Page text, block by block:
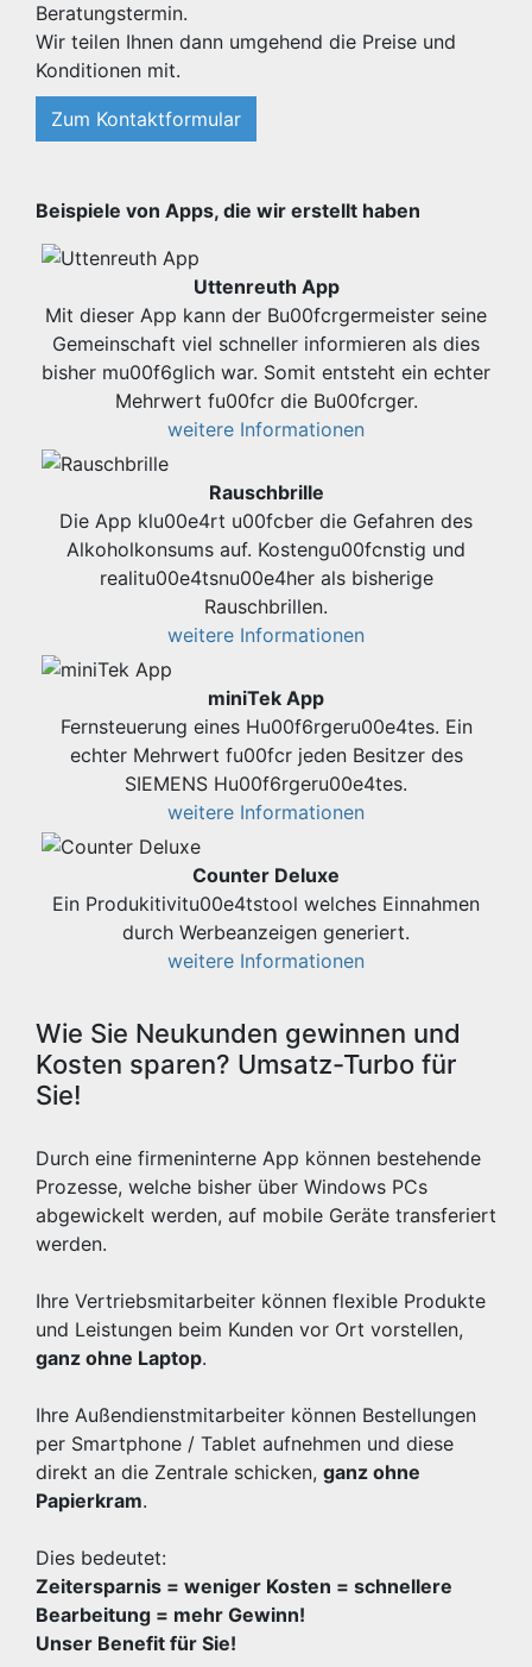
Beratungstermin.
Wir teilen Ihnen dann umgehend die Preise und
Konditionen mit.
Zum Kontaktformular
Beispiele von Apps, die wir erstellt haben
Uttenreuth App
Mit dieser App kann der Bu00fcrgermeister seine
Gemeinschaft viel schneller informieren als dies
bisher mu00f6glich war. Somit entsteht ein echter
Mehrwert fu00fcr die Bu00fcrger.
weitere Informationen
Rauschbrille
Die App klu00e4rt u00fcber die Gefahren des
Alkoholkonsums auf. Kostengu00fcnstig und
realitu00e4tsnu00e4her als bisherige
Rauschbrillen.
weitere Informationen
miniTek App
Fernsteuerung eines Hu00f6rgeru00e4tes. Ein
echter Mehrwert fu00fcr jeden Besitzer des
SIEMENS Hu00f6rgeru00e4tes.
weitere Informationen
Counter Deluxe
Ein Produkitivitu00e4tstool welches Einnahmen
durch Werbeanzeigen generiert.
weitere Informationen
Wie Sie Neukunden gewinnen und
Kosten sparen? Umsatz-Turbo für
Sie!
Durch eine firmeninterne App können bestehende
Prozesse, welche bisher über Windows PCs
abgewickelt werden, auf mobile Geräte transferiert
werden.
Ihre Vertriebsmitarbeiter können flexible Produkte
und Leistungen beim Kunden vor Ort vorstellen,
ganz ohne Laptop.
Ihre Außendienstmitarbeiter können Bestellungen
per Smartphone / Tablet aufnehmen und diese
direkt an die Zentrale schicken, ganz ohne
Papierkram.
Dies bedeutet:
Zeitersparnis = weniger Kosten = schnellere
Bearbeitung = mehr Gewinn!
Unser Benefit für Sie!